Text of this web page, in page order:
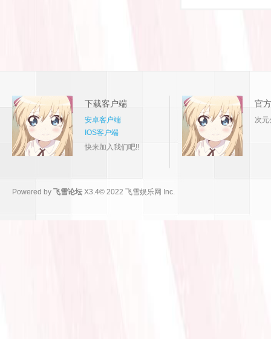
下载客户端
安卓客户端
IOS客户端
快来加入我们吧!!
官
次元
Powered by 飞雪论坛 X3.4© 2022 飞雪娱乐网 Inc.